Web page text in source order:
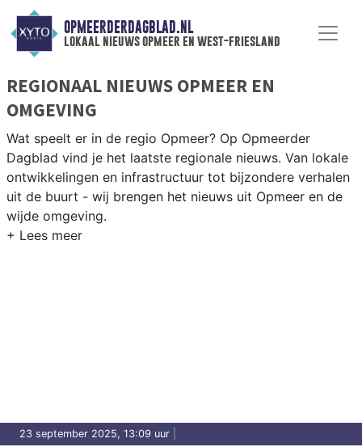
OPMEERDERDAGBLAD.NL
lokaal nieuws opmeer en west-friesland
REGIONAAL NIEUWS OPMEER EN
OMGEVING
Wat speelt er in de regio Opmeer? Op Opmeerder
Dagblad vind je het laatste regionale nieuws. Van lokale
ontwikkelingen en infrastructuur tot bijzondere verhalen
uit de buurt - wij brengen het nieuws uit Opmeer en de
wijde omgeving.
23 september 2025, 13:09 uur